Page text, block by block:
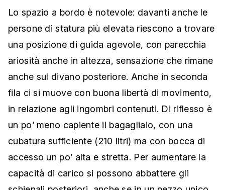
Lo spazio a bordo è notevole: davanti anche le
persone di statura più elevata riescono a trovare
una posizione di guida agevole, con parecchia
ariosità anche in altezza, sensazione che rimane
anche sul divano posteriore. Anche in seconda
fila ci si muove con buona libertà di movimento,
in relazione agli ingombri contenuti. Di riflesso è
un po’ meno capiente il bagagliaio, con una
cubatura sufficiente (210 litri) ma con bocca di
accesso un po’ alta e stretta. Per aumentare la
capacità di carico si possono abbattere gli